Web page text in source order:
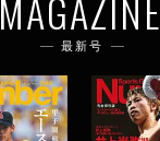
最新号